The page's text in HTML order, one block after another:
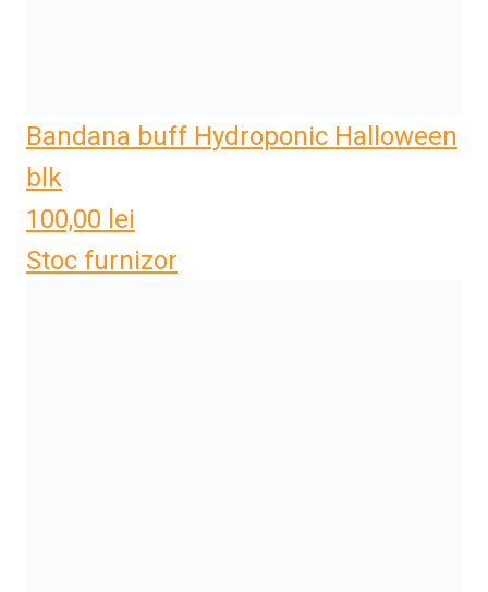
Bandana buff Hydroponic Halloween
blk
100,00 lei
Stoc furnizor